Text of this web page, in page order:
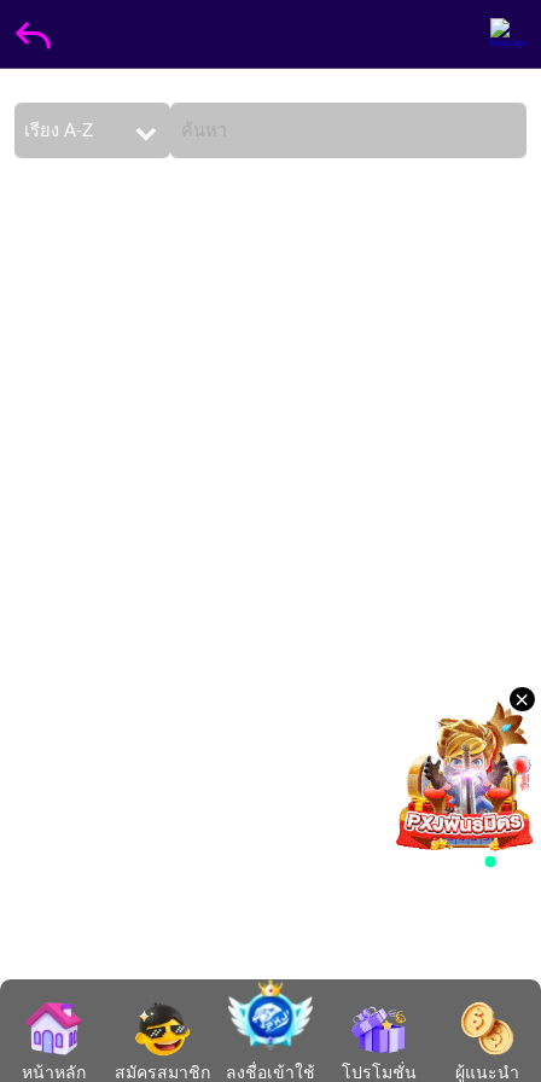
×
หน้าหลัก สมัครสมาชิก ลงชื่อเข้าใช้ โปรโมชั่น ผู้แนะนำ